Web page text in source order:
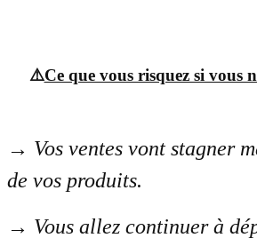
⚠️Ce que vous risquez si vous
→ Vos ventes vont stagner
de vos produits.
→ Vous allez continuer à